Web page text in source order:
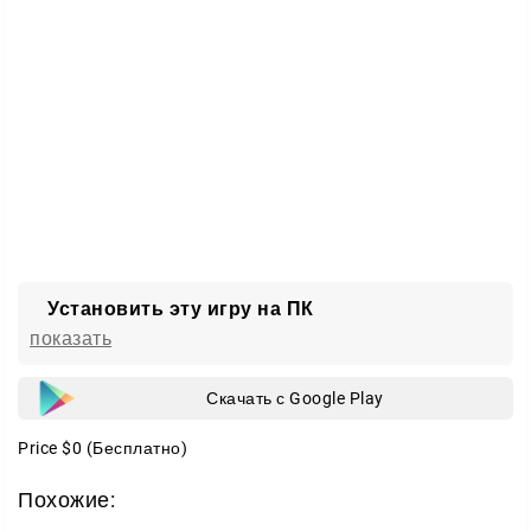
Установить эту игру на ПК
показать
Скачать с Google Play
Price $0 (Бесплатно)
Похожие: